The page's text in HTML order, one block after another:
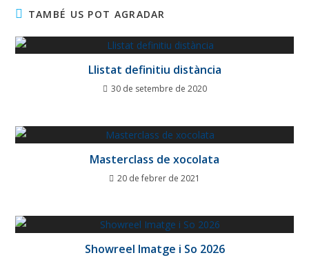
TAMBÉ US POT AGRADAR
Llistat definitiu distància
30 de setembre de 2020
Masterclass de xocolata
20 de febrer de 2021
Showreel Imatge i So 2026